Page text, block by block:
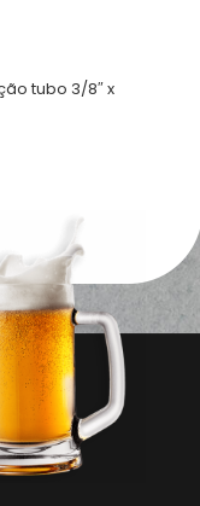
tubo 3/8″ x